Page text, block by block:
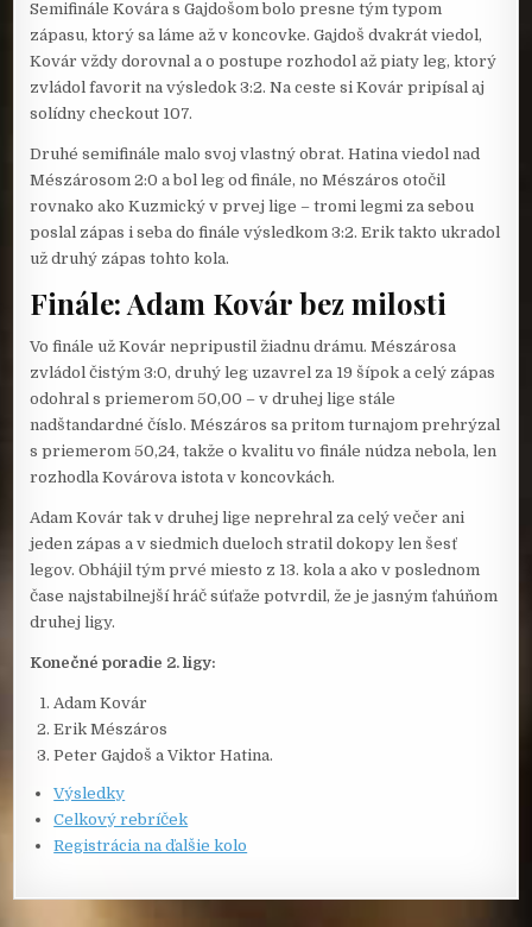
Semifinále Kovára s Gajdošom bolo presne tým typom
zápasu, ktorý sa láme až v koncovke. Gajdoš dvakrát viedol,
Kovár vždy dorovnal a o postupe rozhodol až piaty leg, ktorý
zvládol favorit na výsledok 3:2. Na ceste si Kovár pripísal aj
solídny checkout 107.
Druhé semifinále malo svoj vlastný obrat. Hatina viedol nad
Mészárosom 2:0 a bol leg od finále, no Mészáros otočil
rovnako ako Kuzmický v prvej lige – tromi legmi za sebou
poslal zápas i seba do finále výsledkom 3:2. Erik takto ukradol
už druhý zápas tohto kola.
Finále: Adam Kovár bez milosti
Vo finále už Kovár nepripustil žiadnu drámu. Mészárosa
zvládol čistým 3:0, druhý leg uzavrel za 19 šípok a celý zápas
odohral s priemerom 50,00 – v druhej lige stále
nadštandardné číslo. Mészáros sa pritom turnajom prehrýzal
s priemerom 50,24, takže o kvalitu vo finále núdza nebola, len
rozhodla Kovárova istota v koncovkách.
Adam Kovár tak v druhej lige neprehral za celý večer ani
jeden zápas a v siedmich dueloch stratil dokopy len šesť
legov. Obhájil tým prvé miesto z 13. kola a ako v poslednom
čase najstabilnejší hráč súťaže potvrdil, že je jasným ťahúňom
druhej ligy.
Konečné poradie 2. ligy:
Adam Kovár
Erik Mészáros
Peter Gajdoš a Viktor Hatina.
Výsledky
Celkový rebríček
Registrácia na ďalšie kolo